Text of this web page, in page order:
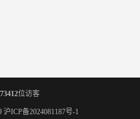
位访客
沪ICP备2024081187号-1